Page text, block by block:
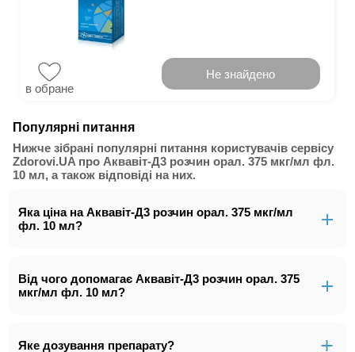
в обране
Не знайдено
Популярні питання
Нижче зібрані популярні питання користувачів сервісу
Zdorovi.UA про Аквавіт-Д3 розчин орал. 375 мкг/мл фл.
10 мл, а також відповіді на них.
Яка ціна на Аквавіт-Д3 розчин орал. 375 мкг/мл
фл. 10 мл?
Від чого допомагає Аквавіт-Д3 розчин орал. 375
мкг/мл фл. 10 мл?
Яке дозування препарату?